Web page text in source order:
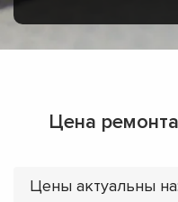
Цена
Цены актуальны на: